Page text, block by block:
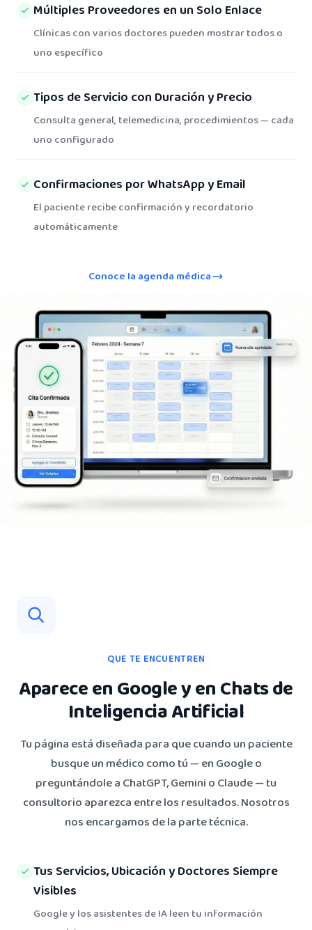
Múltiples Proveedores en un Solo Enlace
Clínicas con varios doctores pueden mostrar todos o
uno específico
Tipos de Servicio con Duración y Precio
Consulta general, telemedicina, procedimientos — cada
uno configurado
Confirmaciones por WhatsApp y Email
El paciente recibe confirmación y recordatorio
automáticamente
Conoce la agenda médica
QUE TE ENCUENTREN
Aparece en Google y en Chats de
Inteligencia Artificial
Tu página está diseñada para que cuando un paciente
busque un médico como tú — en Google o
preguntándole a ChatGPT, Gemini o Claude — tu
consultorio aparezca entre los resultados. Nosotros
nos encargamos de la parte técnica.
Tus Servicios, Ubicación y Doctores Siempre
Visibles
Google y los asistentes de IA leen tu información